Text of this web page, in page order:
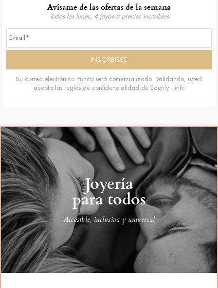
Avísame de las ofertas de la semana
Todos los lunes, 4 joyas a precios increíbles
Su correo electrónico nunca será comercializado. Validando, usted
acepta las reglas de confidencialidad de Edenly +info
Joyería
para todos
Accesible, inclusiva y universal